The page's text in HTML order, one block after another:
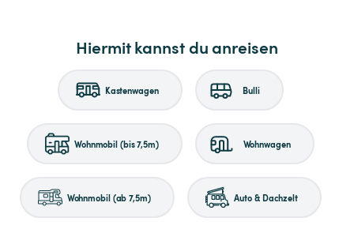
Hiermit kannst du anreisen
Kastenwagen Bulli
Wohnmobil (bis 7,5m) Wohnwagen
Wohnmobil (ab 7,5m) Auto & Dachzelt